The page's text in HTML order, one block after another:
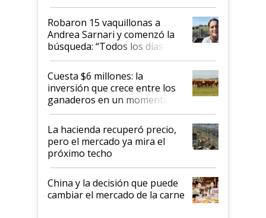
Robaron 15 vaquillonas a
Andrea Sarnari y comenzó la
búsqueda: “Todos los días le
toca a algún productor”
Cuesta $6 millones: la
inversión que crece entre los
ganaderos en un momento
histórico para la actividad
La hacienda recuperó precio,
pero el mercado ya mira el
próximo techo
China y la decisión que puede
cambiar el mercado de la carne